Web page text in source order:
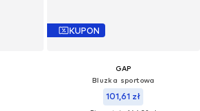
KUPON
GAP
Bluzka sportowa
101,61 zł